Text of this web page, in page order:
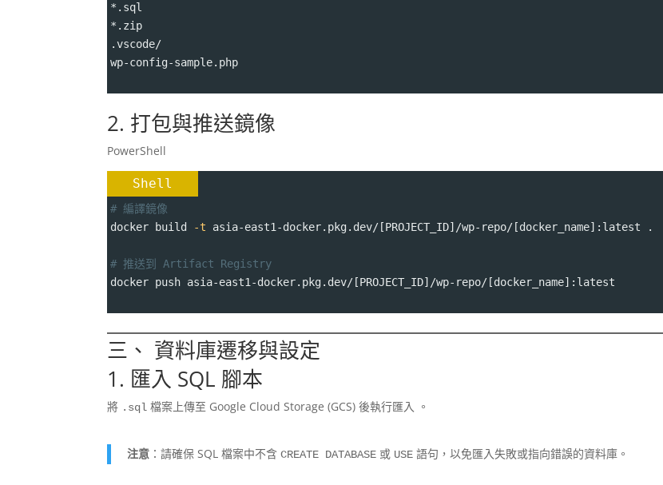
*.sql
*.zip
.vscode/
wp-config-sample.php
2. 打包與推送鏡像
PowerShell
Shell
# 編譯鏡像
docker build -t asia-east1-docker.pkg.dev/[PROJECT_ID]/wp-repo/[docker_name]:latest .
# 推送到 Artifact Registry
docker push asia-east1-docker.pkg.dev/[PROJECT_ID]/wp-repo/[docker_name]:latest
三、 資料庫遷移與設定
1. 匯入 SQL 腳本
將 .sql 檔案上傳至 Google Cloud Storage (GCS) 後執行匯入 。
注意 ：請確保 SQL 檔案中不含CREATE DATABASE 或 USE 語句，以免匯入失敗或指向錯誤的資料庫。